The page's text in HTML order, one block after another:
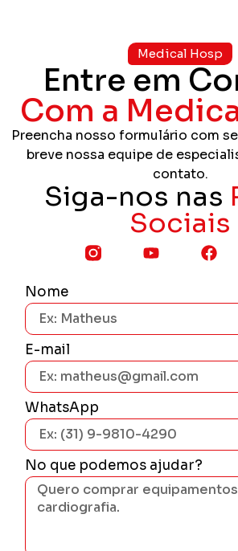
Medical Hosp
Entre em
Com a
Preencha nosso formulário com
breve nossa equipe de
contato.
Siga-nos nas
Sociais
Nome
E-mail
WhatsApp
No que podemos ajudar?